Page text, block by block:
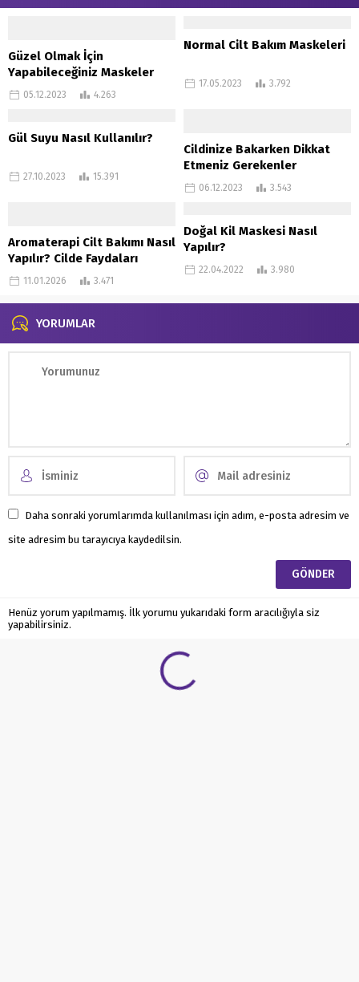
Güzel Olmak İçin
Yapabileceğiniz Maskeler
05.12.2023 4.263
Normal Cilt Bakım Maskeleri
17.05.2023 3.792
Gül Suyu Nasıl Kullanılır?
27.10.2023 15.391
Cildinize Bakarken Dikkat
Etmeniz Gerekenler
06.12.2023 3.543
Aromaterapi Cilt Bakımı Nasıl
Yapılır? Cilde Faydaları
11.01.2026 3.471
Doğal Kil Maskesi Nasıl
Yapılır?
22.04.2022 3.980
YORUMLAR
Daha sonraki yorumlarımda kullanılması için adım, e-posta adresim ve
site adresim bu tarayıcıya kaydedilsin.
Henüz yorum yapılmamış. İlk yorumu yukarıdaki form aracılığıyla siz
yapabilirsiniz.